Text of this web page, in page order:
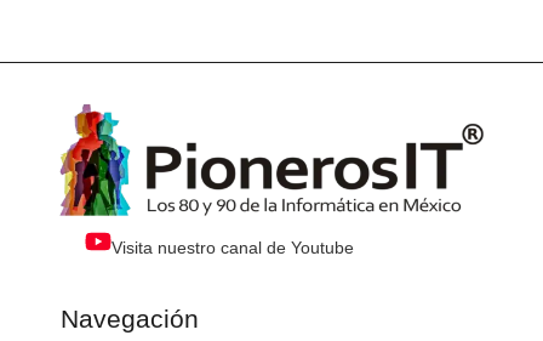
Visita nuestro canal de Youtube
Navegación